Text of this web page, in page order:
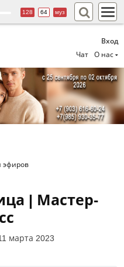
Вход
Чат
О нас
128 64 муз
эфиров
| Мастер-
марта 2023